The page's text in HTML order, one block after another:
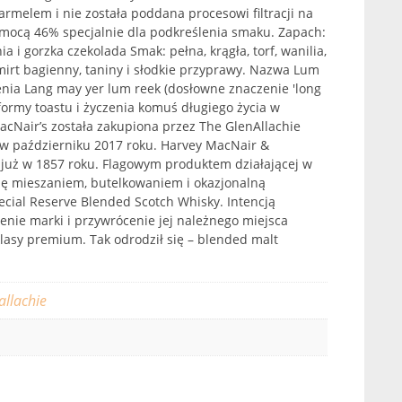
i nie została poddana procesowi filtracji na
46% specjalnie dla podkreślenia smaku. Zapach:
i gorzka czekolada Smak: pełna, krągła, torf, wanilia,
bagienny, taniny i słodkie przyprawy. Nazwa Lum
Lang may yer lum reek (dosłowne znaczenie 'long
toastu i życzenia komuś długiego życia w
została zakupiona przez The GlenAllachie
październiku 2017 roku. Harvey MacNair &
w 1857 roku. Flagowym produktem działającej w
mieszaniem, butelkowaniem i okazjonalną
Reserve Blended Scotch Whisky. Intencją
marki i przywrócenie jej należnego miejsca
premium. Tak odrodził się – blended malt